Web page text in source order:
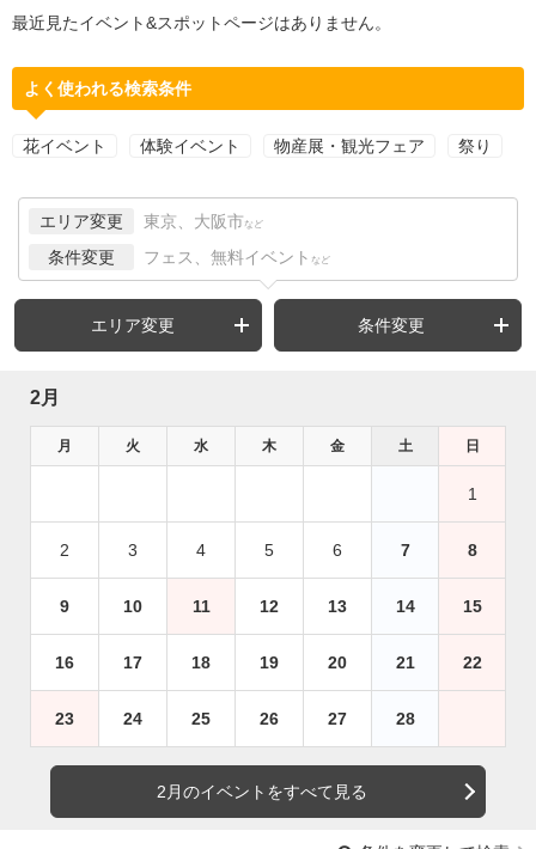
最近見たイベント&スポットページはありません。
よく使われる検索条件
花イベント 体験イベント 物産展・観光フェア 祭り
エリア変更 東京、大阪市 など
条件変更 フェス、無料イベント など
エリア変更 条件変更
2月
月 火 水 木 金 土 日
1
2 3 4 5 6 7 8
9 10 11 12 13 14 15
16 17 18 19 20 21 22
23 24 25 26 27 28
2月のイベントをすべて見る